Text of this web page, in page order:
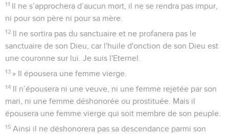
11
Il ne s’approchera d’aucun mort, il ne se rendra pas impur,
ni pour son père ni pour sa mère.
12
Il ne sortira pas du sanctuaire et ne profanera pas le
sanctuaire de son Dieu, car l'huile d'onction de son Dieu est
une couronne sur lui. Je suis l'Eternel.
13 » Il épousera une femme vierge.
14
Il n’épousera ni une veuve, ni une femme rejetée par son
mari, ni une femme déshonorée ou prostituée. Mais il
épousera une femme vierge qui soit membre de son peuple.
15 Ainsi il ne déshonorera pas sa descendance parmi son